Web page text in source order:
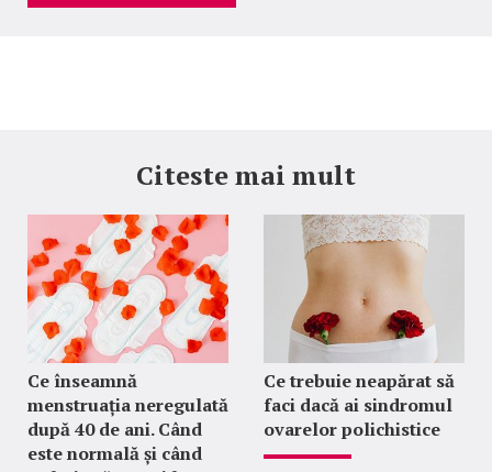
Citeste mai mult
Ce înseamnă
menstruația neregulată
după 40 de ani. Când
este normală și când
Ce trebuie neapărat să
faci dacă ai sindromul
ovarelor polichistice